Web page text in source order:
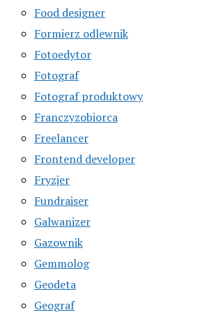
Food designer
Formierz odlewnik
Fotoedytor
Fotograf
Fotograf produktowy
Franczyzobiorca
Freelancer
Frontend developer
Fryzjer
Fundraiser
Galwanizer
Gazownik
Gemmolog
Geodeta
Geograf